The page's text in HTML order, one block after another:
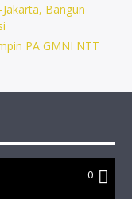
Bangun
PA GMNI NTT
0